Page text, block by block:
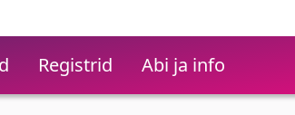
Registrid Abi ja info